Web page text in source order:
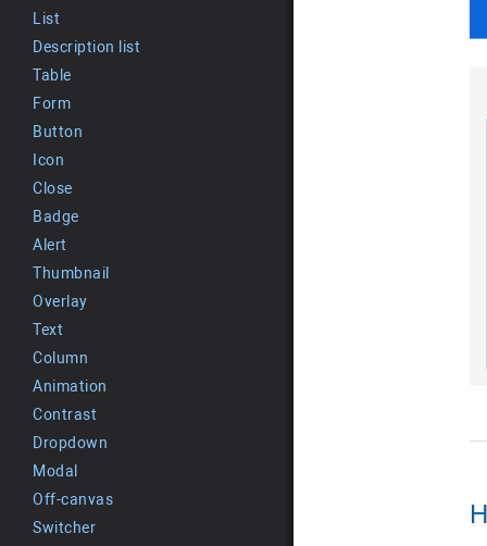
List
Description list
Table
Form
Button
Icon
Close
Badge
Alert
Thumbnail
Overlay
Text
Column
Animation
Contrast
Dropdown
Modal
Off-canvas
Switcher